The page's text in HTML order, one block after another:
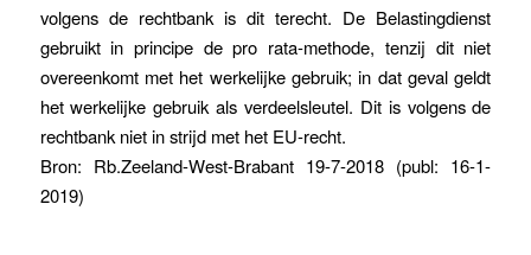
volgens de rechtbank is dit terecht. De Belastingdienst
gebruikt in principe de pro rata-methode, tenzij dit niet
overeenkomt met het werkelijke gebruik; in dat geval geldt
het werkelijke gebruik als verdeelsleutel. Dit is volgens de
rechtbank niet in strijd met het EU-recht.
Bron: Rb.Zeeland-West-Brabant 19-7-2018 (publ: 16-1-
2019)